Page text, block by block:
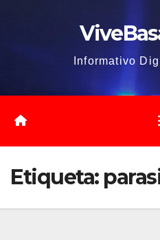
Informativo
Etiqueta: